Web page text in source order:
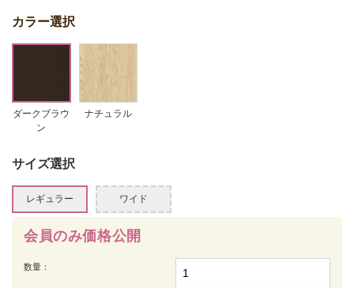
会員のみ価格公開
数量：
カラー選択
ダークブラウ
ン
ナチュラル
サイズ選択
レギュラー ワイド